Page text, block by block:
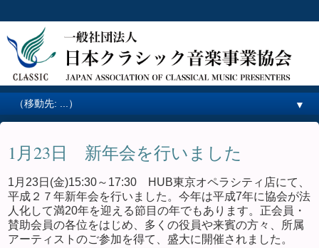
▼
1月23日 新年会を行いました
1月23日(金)15:30～17:30 HUB東京オペラシティ店にて、
平成２７年新年会を行いました。今年は平成7年に協会が法
人化して満20年を迎える節目の年でもあります。正会員・
賛助会員の各位をはじめ、多くの役員や来賓の方々、所属
アーティストのご参加を得て、盛大に開催されました。